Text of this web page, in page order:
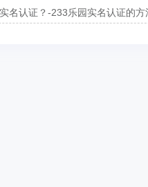
名认证？-233乐园实名认证的方